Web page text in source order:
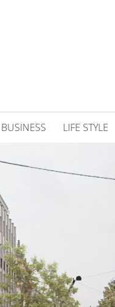
BUSINESS LIFE STYLE